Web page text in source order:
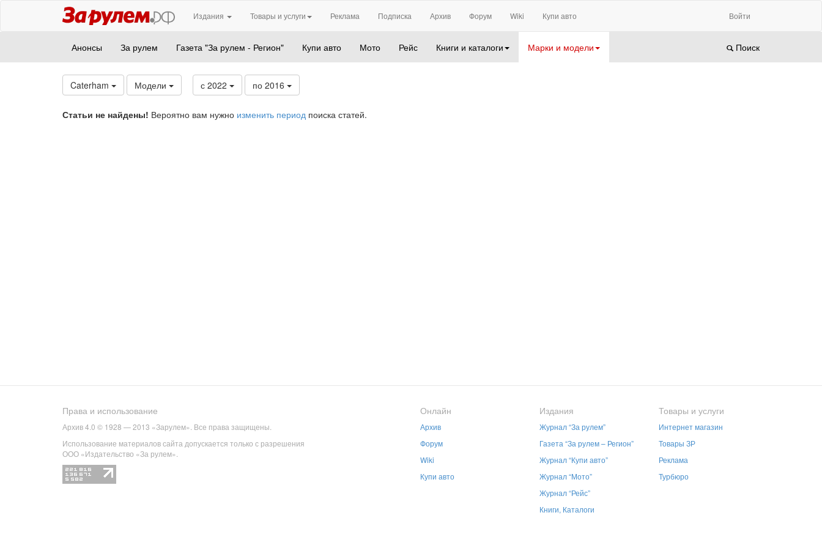
Издания Товары и услуги Реклама Подписка Архив Форум Wiki Купи авто Войти
Анонсы За рулем Газета "За рулем - Регион" Купи авто Мото Рейс Книги и каталоги Марки и модели Поиск
Caterham Модели с 2022 по 2016
Статьи не найдены! Вероятно вам нужно изменить период поиска статей.
Права и использование
Архив 4.0 © 1928 — 2013 «Зарулем». Все права защищены.
Использование материалов сайта допускается только с разрешения
ООО «Издательство «За рулем».
Онлайн
Архив
Форум
Wiki
Купи авто
Издания
Журнал “За рулем”
Газета “За рулем – Регион”
Журнал “Купи авто”
Журнал “Мото”
Журнал “Рейс”
Книги, Каталоги
Товары и услуги
Интернет магазин
Товары ЗР
Реклама
Турбюро